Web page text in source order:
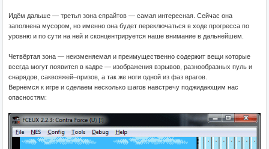
Идём дальше — третья зона спрайтов — самая интересная. Сейчас она
заполнена мусором, но именно она будет переключаться в ходе прогресса по
уровню и по сути на ней и сконцентрируется наше внимание в дальнейшем.
Четвёртая зона — неизменяемая и преимущественно содержит вещи которые
всегда могут появится в кадре — изображения взрывов, разнообразных пуль и
снарядов, саквояжей–призов, а так же ноги одной из фаз врагов.
Вернёмся к игре и сделаем несколько шагов навстречу поджидающим нас
опасностям: